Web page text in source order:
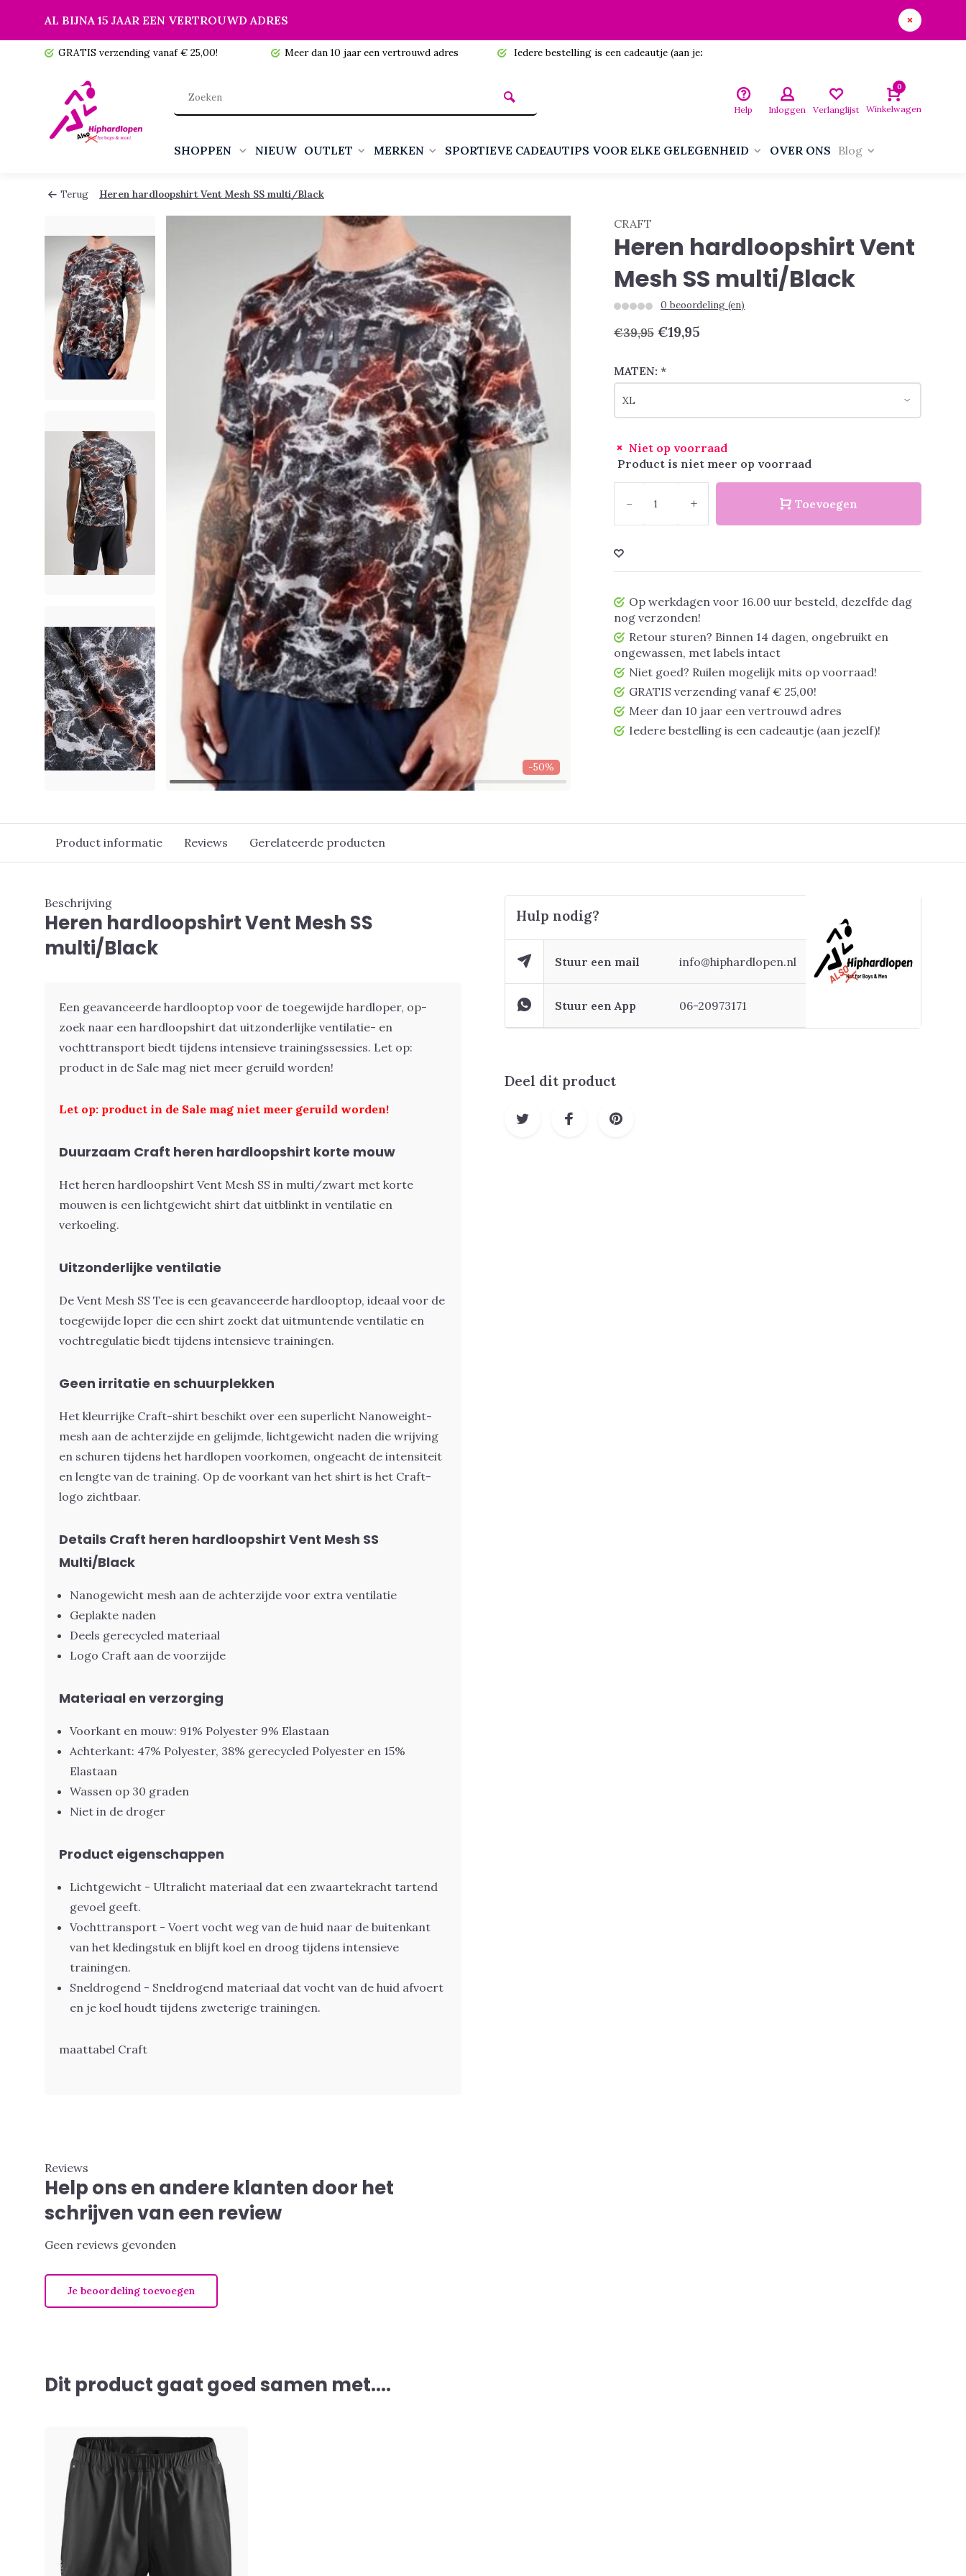
AL BIJNA 15 JAAR EEN VERTROUWD ADRES
GRATIS verzending vanaf € 25,00! Meer dan 10 jaar een vertrouwd adres Iedere bestelling is een cadeautje (aan jezelf)!
Help Inloggen Verlanglijst
0
Winkelwagen
SHOPPEN NIEUW OUTLET MERKEN SPORTIEVE CADEAUTIPS VOOR ELKE GELEGENHEID OVER ONS Blog
Terug Heren hardloopshirt Vent Mesh SS multi/Black
-50%
CRAFT
Heren hardloopshirt Vent
Mesh SS multi/Black
0 beoordeling (en)
€39,95 €19,95
MATEN: *
Niet op voorraad
Product is niet meer op voorraad
- + Toevoegen
Op werkdagen voor 16.00 uur besteld, dezelfde dag
nog verzonden!
Retour sturen? Binnen 14 dagen, ongebruikt en
ongewassen, met labels intact
Niet goed? Ruilen mogelijk mits op voorraad!
GRATIS verzending vanaf € 25,00!
Meer dan 10 jaar een vertrouwd adres
Iedere bestelling is een cadeautje (aan jezelf)!
Product informatie Reviews Gerelateerde producten
Beschrijving
Heren hardloopshirt Vent Mesh SS
multi/Black
Een geavanceerde hardlooptop voor de toegewijde hardloper, op-
zoek naar een hardloopshirt dat uitzonderlijke ventilatie- en
vochttransport biedt tijdens intensieve trainingssessies. Let op:
product in de Sale mag niet meer geruild worden!
Let op: product in de Sale mag niet meer geruild worden!
Duurzaam Craft heren hardloopshirt korte mouw
Het heren hardloopshirt Vent Mesh SS in multi/zwart met korte
mouwen is een lichtgewicht shirt dat uitblinkt in ventilatie en
verkoeling.
Uitzonderlijke ventilatie
De Vent Mesh SS Tee is een geavanceerde hardlooptop, ideaal voor de
toegewijde loper die een shirt zoekt dat uitmuntende ventilatie en
vochtregulatie biedt tijdens intensieve trainingen.
Geen irritatie en schuurplekken
Het kleurrijke Craft-shirt beschikt over een superlicht Nanoweight-
mesh aan de achterzijde en gelijmde, lichtgewicht naden die wrijving
en schuren tijdens het hardlopen voorkomen, ongeacht de intensiteit
en lengte van de training. Op de voorkant van het shirt is het Craft-
logo zichtbaar.
Details Craft heren hardloopshirt Vent Mesh SS
Multi/Black
Nanogewicht mesh aan de achterzijde voor extra ventilatie
Geplakte naden
Deels gerecycled materiaal
Logo Craft aan de voorzijde
Materiaal en verzorging
Voorkant en mouw: 91% Polyester 9% Elastaan
Achterkant: 47% Polyester, 38% gerecycled Polyester en 15%
Elastaan
Wassen op 30 graden
Niet in de droger
Product eigenschappen
Lichtgewicht - Ultralicht materiaal dat een zwaartekracht tartend
gevoel geeft.
Vochttransport - Voert vocht weg van de huid naar de buitenkant
van het kledingstuk en blijft koel en droog tijdens intensieve
trainingen.
Sneldrogend - Sneldrogend materiaal dat vocht van de huid afvoert
en je koel houdt tijdens zweterige trainingen.
maattabel Craft
Hulp nodig?
Stuur een mail info@hiphardlopen.nl
Stuur een App 06-20973171
Deel dit product
Reviews
Help ons en andere klanten door het
schrijven van een review
Geen reviews gevonden
Je beoordeling toevoegen
Dit product gaat goed samen met....